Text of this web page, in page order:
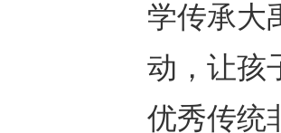
学传承大
动，让孩
优秀传统